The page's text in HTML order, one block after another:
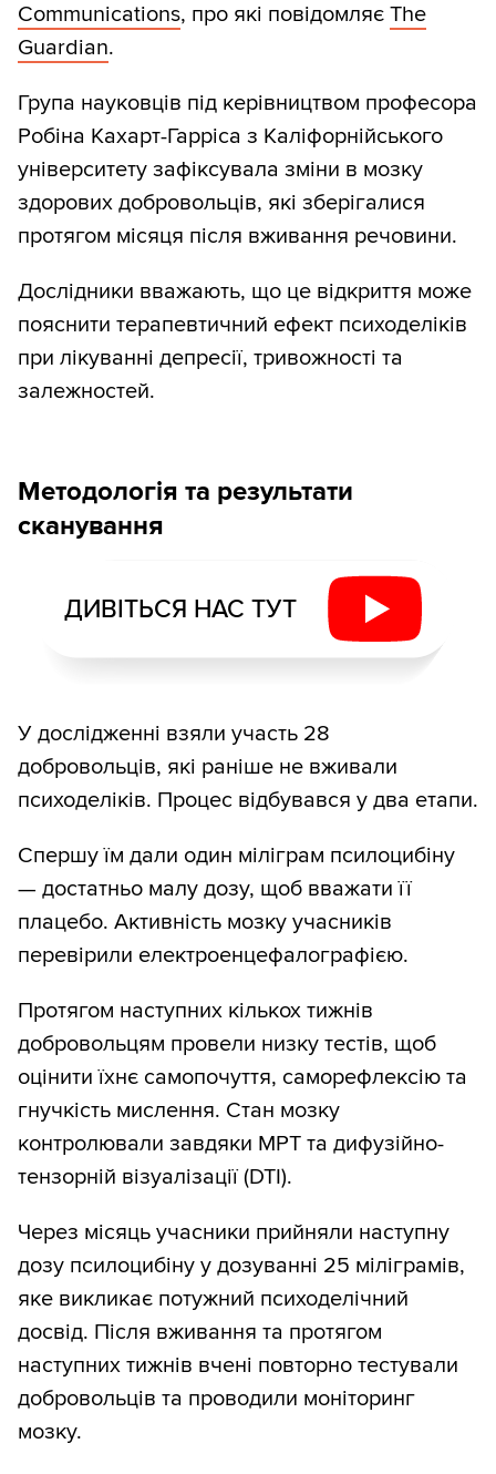
Communications, про які повідомляє The
Guardian.
Група науковців під керівництвом професора
Робіна Кахарт-Гарріса з Каліфорнійського
університету зафіксувала зміни в мозку
здорових добровольців, які зберігалися
протягом місяця після вживання речовини.
Дослідники вважають, що це відкриття може
пояснити терапевтичний ефект психоделіків
при лікуванні депресії, тривожності та
залежностей.
Методологія та результати
сканування
ДИВІТЬСЯ НАС ТУТ
У дослідженні взяли участь 28
добровольців, які раніше не вживали
психоделіків. Процес відбувався у два етапи.
Спершу їм дали один міліграм псилоцибіну
— достатньо малу дозу, щоб вважати її
плацебо. Активність мозку учасників
перевірили електроенцефалографією.
Протягом наступних кількох тижнів
добровольцям провели низку тестів, щоб
оцінити їхнє самопочуття, саморефлексію та
гнучкість мислення. Стан мозку
контролювали завдяки МРТ та дифузійно-
тензорній візуалізації (DTI).
Через місяць учасники прийняли наступну
дозу псилоцибіну у дозуванні 25 міліграмів,
яке викликає потужний психоделічний
досвід. Після вживання та протягом
наступних тижнів вчені повторно тестували
добровольців та проводили моніторинг
мозку.